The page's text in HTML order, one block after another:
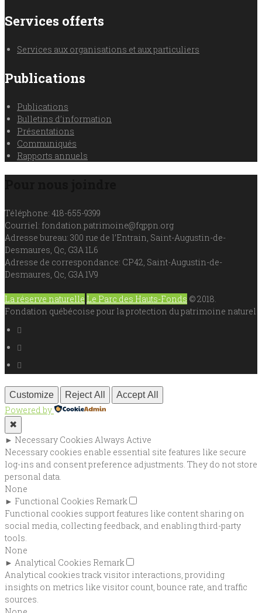
Services offerts
Services aux organisations et aux particuliers
Publications
Publications
Bulletins d’information
Présentations
Communiqués
Rapports annuels
Téléphone: 418-655-9399
Courriel: fondation.patrimoine@fqppn.org
Adresse bureau: 300 rue de l’Entrain, Saint-Augustin-de-
Desmaures, Qc, G3A 1L6
Adresse de correspondance: CP42, Saint-Augustin-de-
Desmaures, Qc, G3A 1V9
La réserve naturelle Le Parc des Hauts-Fonds © 2018.
Fondation québécoise pour la protection du patrimoine naturel
Customize Reject All Accept All
Powered by
✖
► Necessary Cookies Always Active
Necessary cookies enable essential site features like secure
log-ins and consent preference adjustments. They do not store
personal data.
None
► Functional Cookies Remark
Functional cookies support features like content sharing on
social media, collecting feedback, and enabling third-party
tools.
None
► Analytical Cookies Remark
Analytical cookies track visitor interactions, providing
insights on metrics like visitor count, bounce rate, and traffic
sources.